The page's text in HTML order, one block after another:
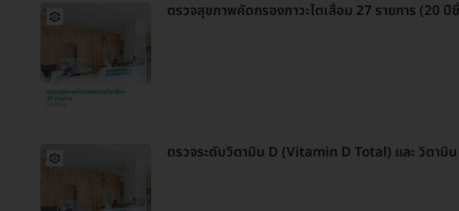
ตรวจสุขภาพคัดกรองภาวะไตเสื่อม 27 รายการ (20 ปี
ตรวจระดับวิตามิน D (Vitamin D Total) และ วิตามิ